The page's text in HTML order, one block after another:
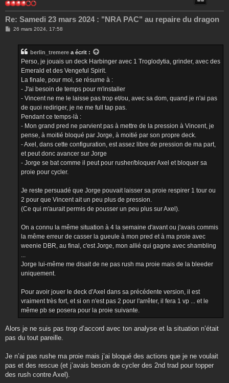
Re: Samedi 23 mars 2024 : "NRA PAC" au repaire du dragon
M26 mars 2024, 17:58
berlin_tremere a écrit :
Perso, je jouais un deck Harbinger avec 1 Troglodytia, grinder, avec des
Emerald et des Vengeful Spirit.
La finale, pour moi, se résume à :
- J'ai besoin de temps pour m'installer
- Vincent ne me le laisse pas trop et/ou, avec sa dom, quand je n'ai pas
de quoi rediriger, je ne me full tap pas.
Pendant ce temps-là :
- Mon grand pred ne parvient pas à mettre de la pression à Vincent, je
pense, à moitié bloqué par Jorge, à moitié par son propre deck.
- Axel, dans cette configuration, est assez libre de pression de ma part,
et peut donc avancer sur Jorge
- Jorge se bat comme il peut pour rusher/bloquer Axel et bloquer sa
proie pour cycler.
Je reste persuadé que Jorge pouvait laisser sa proie respirer 1 tour ou
2 pour que Vincent ait un peu plus de pression.
(Ce qui m'aurait permis de pousser un peu plus sur Axel).
On a connu la même situation à 4 la semaine d'avant ou j'avais commis
la même erreur de casser la gueule à mon pred et à ma proie avec
weenie DBR, au final, c'est Jorge, mon allié qui gagne avec shambling
Jorge lui-même me disait de ne pas rush ma proie mais de la bleeder
uniquement.
Pour avoir jouer le deck d'Axel dans sa précédente version, il est
vraiment très fort, et si on n'est pas 2 pour l'arrêter, il fera 1 vp ... et le
même pb se posera pour la proie suivante.
Alors je ne suis pas trop d’accord avec ton analyse et la situation n’était
pas du tout pareille.
Je n’ai pas rushe ma proie mais j’ai bloqué des actions que je ne voulait
pas et des rescue (et j’avais besoin de cycler des 2nd trad pour topper
des rush contre Axel).